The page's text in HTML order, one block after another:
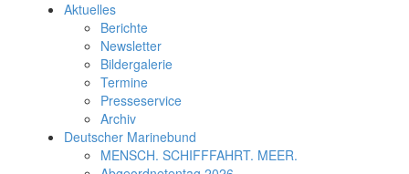
Aktuelles
Berichte
Newsletter
Bildergalerie
Termine
Presseservice
Archiv
Deutscher Marinebund
MENSCH. SCHIFFFAHRT. MEER.